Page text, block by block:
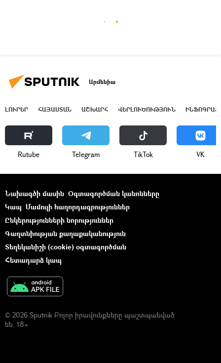
Արմենիա
ԼՈՒՐԵՐ ՀԱՅԱՍՏԱՆ ԱՇԽԱՐՀ ՎԵՐԼՈՒԾՈՒԹՅՈՒՆ
Rutube Telegram ТikТоk VK
Նախագծի մասին Օգտագործման կանոնները
Կապ Մամուլի հաղորդագրություններ
Ընկերությունների նորություններ
Գաղտնիության քաղաքականություն
Տեղեկանիշի (cookie) օգտագործման
Հետադարձ կապ
© 2026 Sputnik Բոլոր իրավունքները պաշտպանված
են. 18+